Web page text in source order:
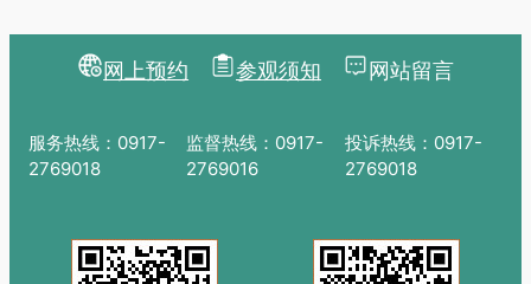
网上预约 参观须知 网站留言
服务热线：0917-
2769018
监督热线：0917-
2769016
投诉热线：0917-
2769018